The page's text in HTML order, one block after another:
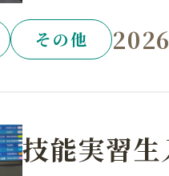
その他
技能実習